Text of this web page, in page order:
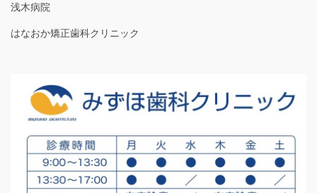
浅木病院
はなおか矯正歯科クリニック